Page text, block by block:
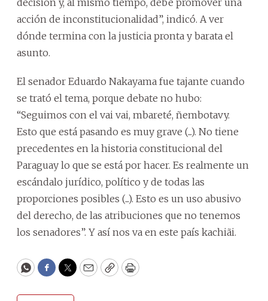
decisión y, al mismo tiempo, debe promover una
acción de inconstitucionalidad”, indicó. A ver
dónde termina con la justicia pronta y barata el
asunto.
El senador Eduardo Nakayama fue tajante cuando
se trató el tema, porque debate no hubo:
“Seguimos con el vai vai, mbareté, ñembotavy.
Esto que está pasando es muy grave (...). No tiene
precedentes en la historia constitucional del
Paraguay lo que se está por hacer. Es realmente un
escándalo jurídico, político y de todas las
proporciones posibles (...). Esto es un uso abusivo
del derecho, de las atribuciones que no tenemos
los senadores”. Y así nos va en este país kachiãi.
WhatsApp
Facebook
Twitter
EmailCopyPrint